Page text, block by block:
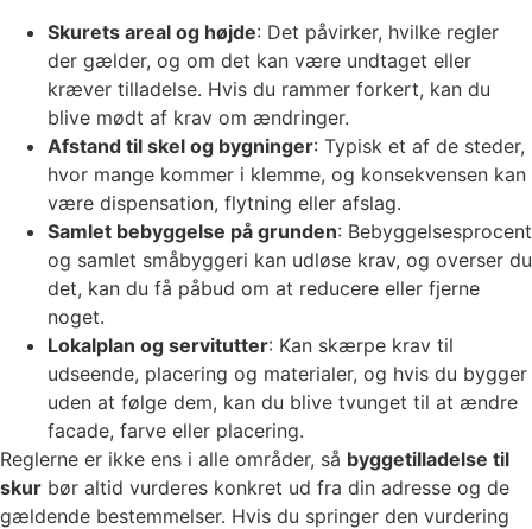
Skurets areal og højde: Det påvirker, hvilke regler
der gælder, og om det kan være undtaget eller
kræver tilladelse. Hvis du rammer forkert, kan du
blive mødt af krav om ændringer.
Afstand til skel og bygninger: Typisk et af de steder,
hvor mange kommer i klemme, og konsekvensen kan
være dispensation, flytning eller afslag.
Samlet bebyggelse på grunden: Bebyggelsesprocent
og samlet småbyggeri kan udløse krav, og overser du
det, kan du få påbud om at reducere eller fjerne
noget.
Lokalplan og servitutter: Kan skærpe krav til
udseende, placering og materialer, og hvis du bygger
uden at følge dem, kan du blive tvunget til at ændre
facade, farve eller placering.
Reglerne er ikke ens i alle områder, så byggetilladelse til
skur bør altid vurderes konkret ud fra din adresse og de
gældende bestemmelser. Hvis du springer den vurdering